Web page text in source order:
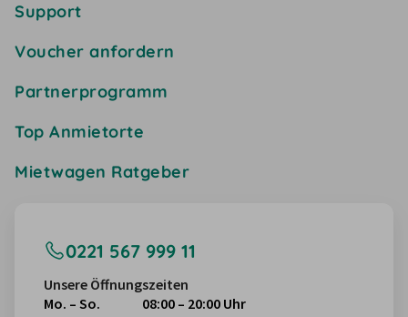
Support
Voucher anfordern
Partnerprogramm
Top Anmietorte
Mietwagen Ratgeber
0221 567 999 11
Unsere Öffnungszeiten
Mo. – So.
08:00 – 20:00 Uhr